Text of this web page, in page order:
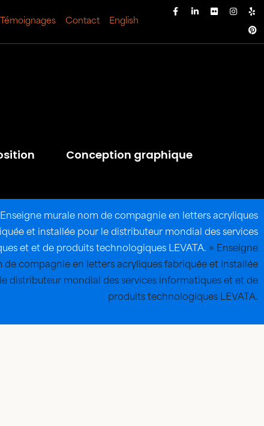
Témoignages Contact English
Conception graphique
Enseigne murale nom de compagnie en letters acryliques
et installée pour le distributeur mondial des services
et et de produits technologiques LEVATA. » Enseigne
de compagnie en letters acryliques fabriquée et installée
distributeur mondial des services informatiques et et de
produits technologiques LEVATA.